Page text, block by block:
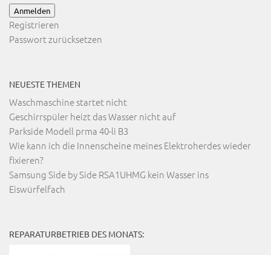
Anmelden
Registrieren
Passwort zurücksetzen
NEUESTE THEMEN
Waschmaschine startet nicht
Geschirrspüler heizt das Wasser nicht auf
Parkside Modell prma 40-li B3
Wie kann ich die Innenscheine meines Elektroherdes wieder
fixieren?
Samsung Side by Side RSA1UHMG kein Wasser ins
Eiswürfelfach
REPARATURBETRIEB DES MONATS: